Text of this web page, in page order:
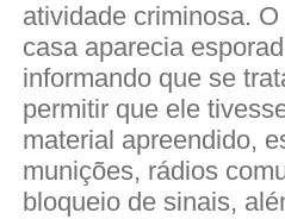
atividade criminosa.
casa aparecia
informando que se
permitir que ele
material apreendido,
munições, rádios
bloqueio de sinais,